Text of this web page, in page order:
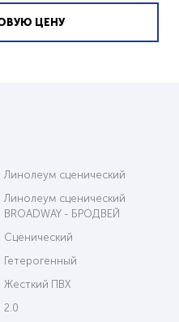
ЦЕНУ
Линолеум сценический
Линолеум сценический
BROADWAY - БРОДВЕЙ
Сценический
Гетерогенный
Жесткий ПВХ
2.0